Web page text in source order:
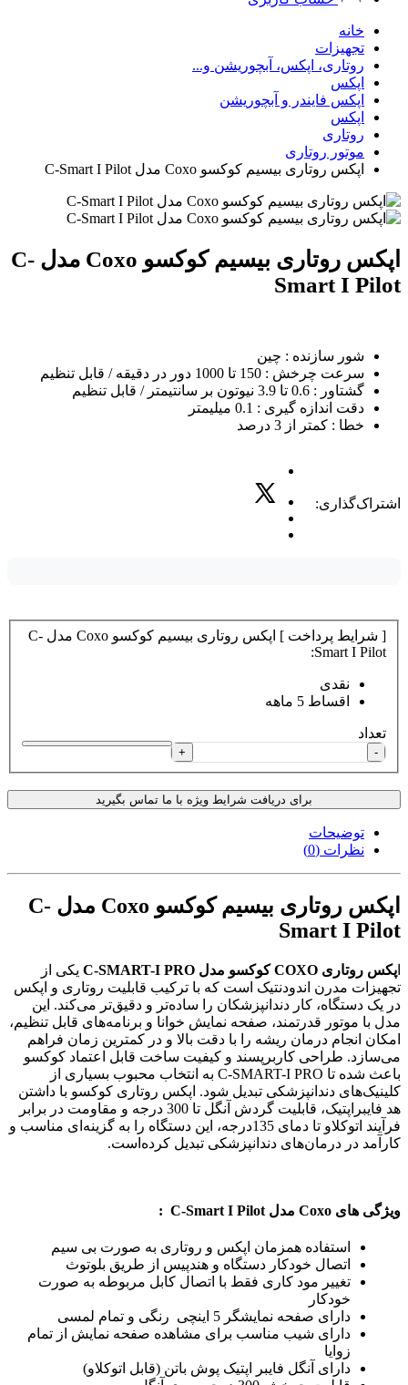
خانه
تجهیزات
روتاری، اپکس، آبچوریشن و...
اپکس
اپکس فایندر و آبچوریشن
اپکس
روتاری
موتور روتاری
اپکس روتاری بیسیم کوکسو Coxo مدل C-Smart I Pilot
اپکس روتاری بیسیم کوکسو Coxo مدل C-
Smart I Pilot
شور سازنده : چین
سرعت چرخش : 150 تا 1000 دور در دقیقه / قابل تنظیم
گشتاور : 0.6 تا 3.9 نیوتون بر سانتیمتر / قابل تنظیم
دقت اندازه گیری : 0.1 میلیمتر
خطا : کمتر از 3 درصد
اشتراک‌گذاری:
[ شرایط پرداخت ] اپکس روتاری بیسیم کوکسو Coxo مدل C-
Smart I Pilot:
نقدی
اقساط 5 ماهه
تعداد
-
+
برای دریافت شرایط ویژه با ما تماس بگیرید
توضیحات
نظرات (0)
اپکس روتاری بیسیم کوکسو Coxo مدل C-
Smart I Pilot
پکس روتاری COXO کوکسو مدل C-SMART-I PRO
یکی از
تجهیزات مدرن اندودنتیک است که با ترکیب قابلیت روتاری و اپکس‌
در یک دستگاه، کار دندانپزشکان را ساده‌تر و دقیق‌تر می‌کند. این
مدل با موتور قدرتمند، صفحه نمایش خوانا و برنامه‌های قابل تنظیم،
امکان انجام درمان ریشه را با دقت بالا و در کمترین زمان فراهم
می‌سازد. طراحی کاربرپسند و کیفیت ساخت قابل اعتماد کوکسو
باعث شده تا C-SMART-I PRO به انتخاب محبوب بسیاری از
کلینیک‌های دندانپزشکی تبدیل شود. اپکس روتاری کوکسو با داشتن
هد فایبراپتیک، قابلیت گردش آنگل تا 300 درجه و مقاومت در برابر
فرآیند اتوکلاو تا دمای 135درجه، این دستگاه را به گزینه‌ای مناسب و
کارآمد در درمان‌های دندانپزشکی تبدیل کرده‌است.
ویژگی های Coxo مدل C-Smart I Pilot :
استفاده همزمان اپکس و روتاری به صورت بی سیم
اتصال خودکار دستگاه و هندپیس از طریق بلوتوث
تغییر مود کاری فقط با اتصال کابل مربوطه به صورت
خودکار
دارای صفحه نمایشگر 5 اینچی رنگی و تمام لمسی
دارای شیب مناسب برای مشاهده صفحه نمایش از تمام
زوایا
دارای آنگل فایبر اپتیک پوش باتن (قابل اتوکلاو)